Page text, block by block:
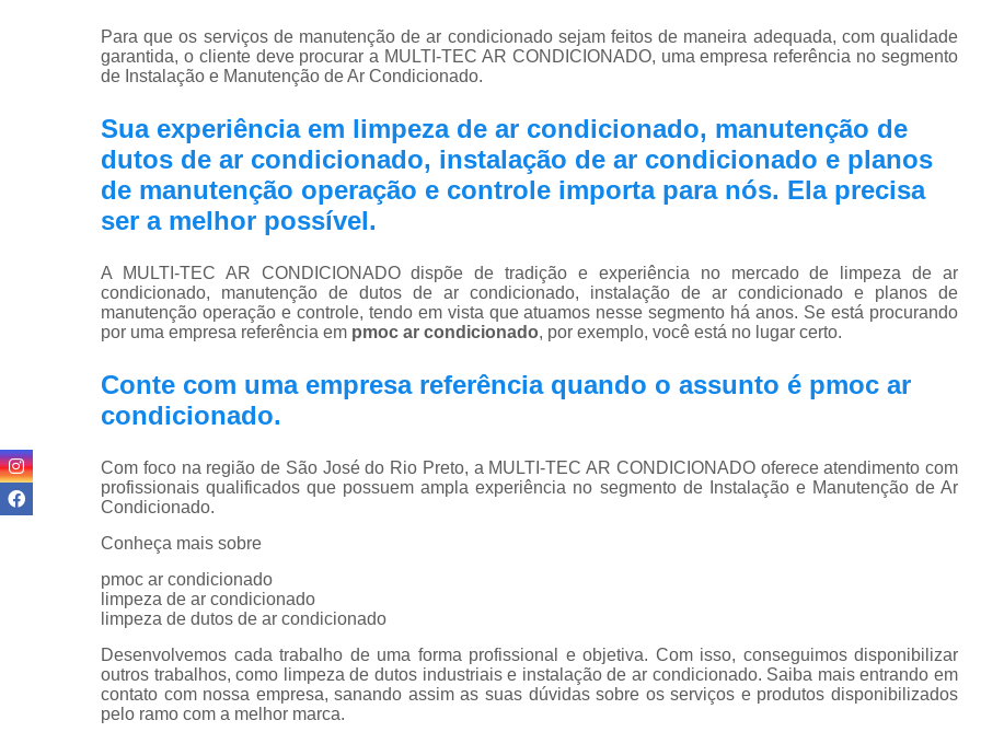
Sistema de Ar Condicionado
Sistema Central de
Sistema de Climatização Automatizado
Sistema de Climatização Hospitalar
Sistema de Climatização São José do Rio
Sistema de Climatização Vrf
Para que os serviços de manutenção de ar condicionado sejam feitos de maneira adequada, com qualidade
garantida, o cliente deve procurar a MULTI-TEC AR CONDICIONADO, uma empresa referência no segmento
de Instalação e Manutenção de Ar Condicionado.
Sua experiência em limpeza de ar condicionado, manutenção de
dutos de ar condicionado, instalação de ar condicionado e planos
de manutenção operação e controle importa para nós. Ela precisa
ser a melhor possível.
A MULTI-TEC AR CONDICIONADO dispõe de tradição e experiência no mercado de limpeza de ar
condicionado, manutenção de dutos de ar condicionado, instalação de ar condicionado e planos de
manutenção operação e controle, tendo em vista que atuamos nesse segmento há anos. Se está procurando
por uma empresa referência em pmoc ar condicionado, por exemplo, você está no lugar certo.
Conte com uma empresa referência quando o assunto é pmoc ar
condicionado.
Com foco na região de São José do Rio Preto, a MULTI-TEC AR CONDICIONADO oferece atendimento com
profissionais qualificados que possuem ampla experiência no segmento de Instalação e Manutenção de Ar
Condicionado.
Conheça mais sobre
pmoc ar condicionado
limpeza de ar condicionado
limpeza de dutos de ar condicionado
Desenvolvemos cada trabalho de uma forma profissional e objetiva. Com isso, conseguimos disponibilizar
outros trabalhos, como limpeza de dutos industriais e instalação de ar condicionado. Saiba mais entrando em
contato com nossa empresa, sanando assim as suas dúvidas sobre os serviços e produtos disponibilizados
pelo ramo com a melhor marca.